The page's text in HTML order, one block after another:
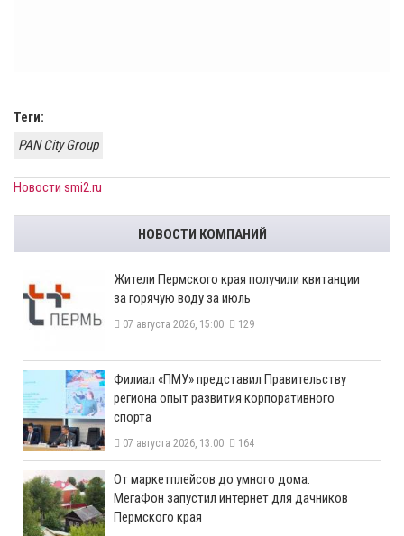
Теги:
PAN City Group
Новости smi2.ru
НОВОСТИ КОМПАНИЙ
​Жители Пермского края получили квитанции
за горячую воду за июль
07 августа 2026, 15:00 129
​Филиал «ПМУ» представил Правительству
региона опыт развития корпоративного
спорта
07 августа 2026, 13:00 164
От маркетплейсов до умного дома:
МегаФон запустил интернет для дачников
Пермского края